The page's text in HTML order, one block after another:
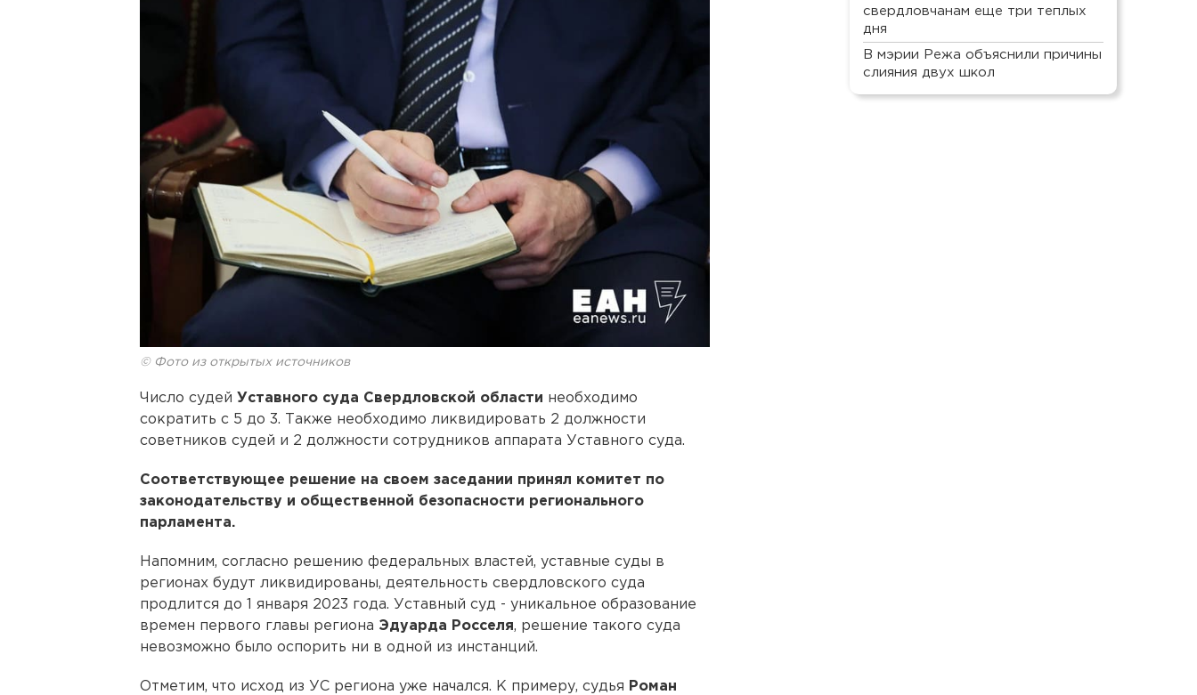
© Фото из открытых источников
Число судей Уставного суда Свердловской области необходимо
сократить с 5 до 3. Также необходимо ликвидировать 2 должности
советников судей и 2 должности сотрудников аппарата Уставного суда.
Соответствующее решение на своем заседании принял комитет по
законодательству и общественной безопасности регионального
парламента.
Напомним, согласно решению федеральных властей, уставные суды в
регионах будут ликвидированы, деятельность свердловского суда
продлится до 1 января 2023 года. Уставный суд - уникальное образование
времен первого главы региона Эдуарда Росселя, решение такого суда
невозможно было оспорить ни в одной из инстанций.
Отметим, что исход из УС региона уже начался. К примеру, судья Роман
свердловчанам еще три теплых
дня
В мэрии Режа объяснили причины
слияния двух школ